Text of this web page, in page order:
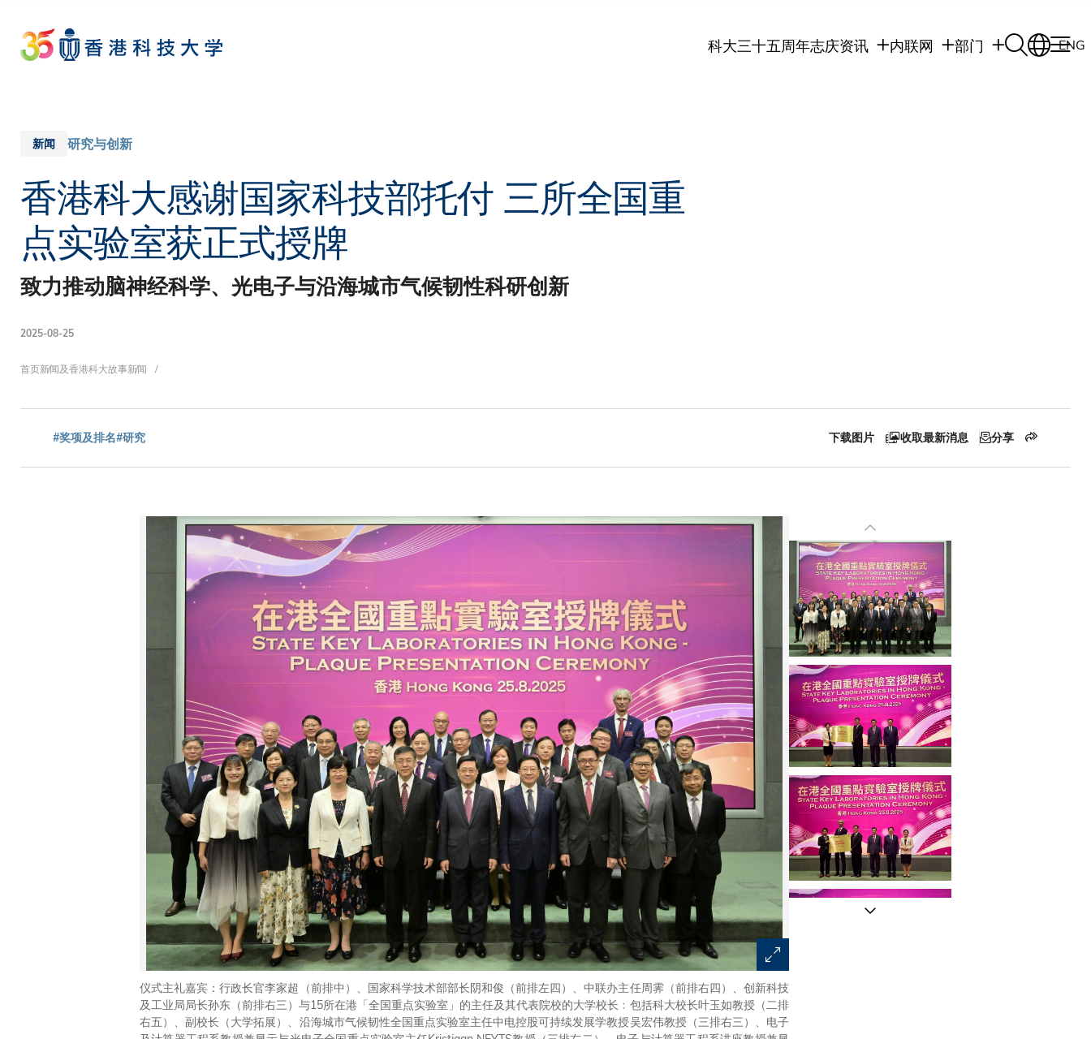
main
content
科大三十五周年志庆资讯 内联网 部门 ENG
新闻 研究与创新
香港科大感谢国家科技部托付 三所全国重
点实验室获正式授牌
致力推动脑神经科学、光电子与沿海城市气候韧性科研创新
2025-08-25
面
包
首页新闻及香港科大故事新闻
#奖项及排名#研究 下载图片 收取最新消息 分享
仪式主礼嘉宾：行政长官李家超（前排中）、国家科学技术部部长阴和俊（前排左四）、中联办主任周霁（前排右四）、创新科技
及工业局局长孙东（前排右三）与15所在港「全国重点实验室」的主任及其代表院校的大学校长﹕包括科大校长叶玉如教授（二排
右五）、副校长（大学拓展）、沿海城市气候韧性全国重点实验室主任中电控股可持续发展学教授吴宏伟教授（三排右三）、电子